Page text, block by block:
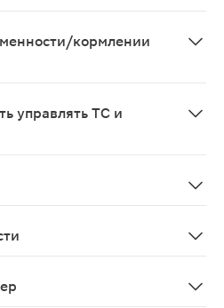
кормлении
управлять ТС и